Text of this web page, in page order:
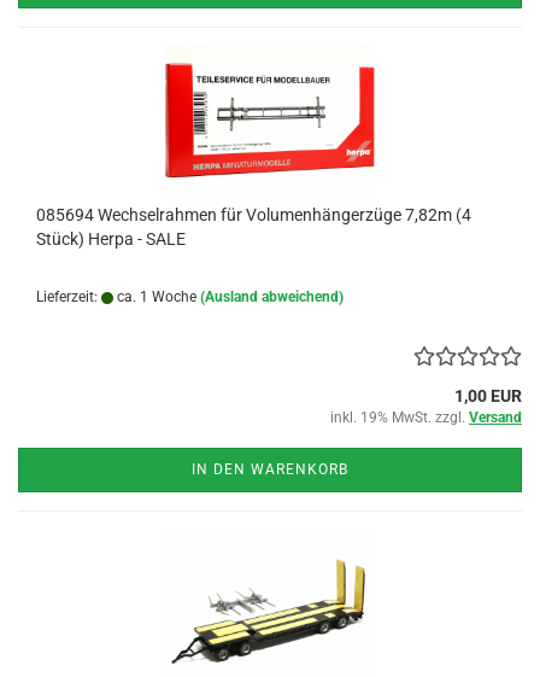
085694 Wechselrahmen für Volumenhängerzüge 7,82m (4
Stück) Herpa - SALE
Lieferzeit: ca. 1 Woche (Ausland abweichend)
1,00 EUR
inkl. 19% MwSt. zzgl. Versand
IN DEN WARENKORB